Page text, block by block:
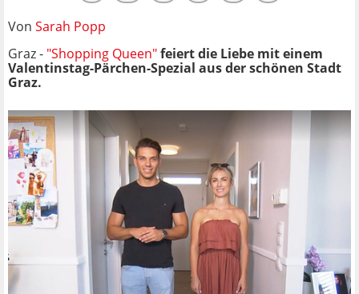
Von Sarah Popp
Graz - "Shopping Queen"feiert die Liebe mit einem
Valentinstag-Pärchen-Spezial aus der schönen Stadt
Graz.